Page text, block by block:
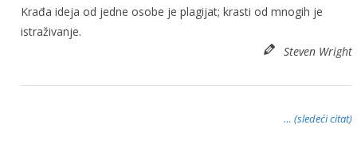
Krađa ideja od jedne osobe je plagijat; krasti od mnogih je
istraživanje.
Steven Wright
… (sledeći citat)